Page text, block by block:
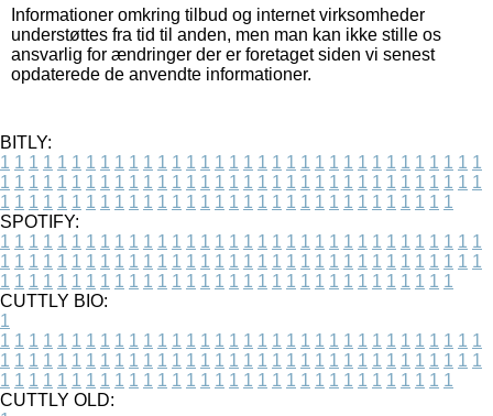
Informationer omkring tilbud og internet virksomheder
understøttes fra tid til anden, men man kan ikke stille os
ansvarlig for ændringer der er foretaget siden vi senest
opdaterede de anvendte informationer.
BITLY:
1 1 1 1 1 1 1 1 1 1 1 1 1 1 1 1 1 1 1 1 1 1 1 1 1 1 1 1 1 1 1 1 1 1
1 1 1 1 1 1 1 1 1 1 1 1 1 1 1 1 1 1 1 1 1 1 1 1 1 1 1 1 1 1 1 1 1 1
1 1 1 1 1 1 1 1 1 1 1 1 1 1 1 1 1 1 1 1 1 1 1 1 1 1 1 1 1 1 1 1
SPOTIFY:
1 1 1 1 1 1 1 1 1 1 1 1 1 1 1 1 1 1 1 1 1 1 1 1 1 1 1 1 1 1 1 1 1 1
1 1 1 1 1 1 1 1 1 1 1 1 1 1 1 1 1 1 1 1 1 1 1 1 1 1 1 1 1 1 1 1 1 1
1 1 1 1 1 1 1 1 1 1 1 1 1 1 1 1 1 1 1 1 1 1 1 1 1 1 1 1 1 1 1 1
CUTTLY BIO:
1
1 1 1 1 1 1 1 1 1 1 1 1 1 1 1 1 1 1 1 1 1 1 1 1 1 1 1 1 1 1 1 1 1 1
1 1 1 1 1 1 1 1 1 1 1 1 1 1 1 1 1 1 1 1 1 1 1 1 1 1 1 1 1 1 1 1 1 1
1 1 1 1 1 1 1 1 1 1 1 1 1 1 1 1 1 1 1 1 1 1 1 1 1 1 1 1 1 1 1 1
CUTTLY OLD: